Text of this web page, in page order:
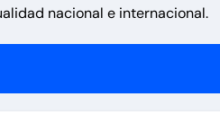
nacional e internacional.